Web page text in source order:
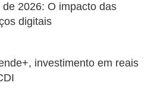
2026: O impacto das
digitais
investimento em reais